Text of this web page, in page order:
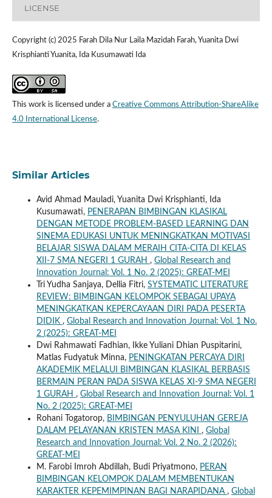
LICENSE
Copyright (c) 2025 Farah Dila Nur Laila Mazidah Farah, Yuanita Dwi
Krisphianti Yuanita, Ida Kusumawati Ida
This work is licensed under a Creative Commons Attribution-ShareAlike
4.0 International License.
Similar Articles
Avid Ahmad Mauladi, Yuanita Dwi Krisphianti, Ida
Kusumawati, PENERAPAN BIMBINGAN KLASIKAL
DENGAN METODE PROBLEM-BASED LEARNING DAN
SINEMA EDUKASI UNTUK MENINGKATKAN MOTIVASI
BELAJAR SISWA DALAM MERAIH CITA-CITA DI KELAS
XII-7 SMA NEGERI 1 GURAH , Global Research and
Innovation Journal: Vol. 1 No. 2 (2025): GREAT-MEI
Tri Yudha Sanjaya, Dellia Fitri, SYSTEMATIC LITERATURE
REVIEW: BIMBINGAN KELOMPOK SEBAGAI UPAYA
MENINGKATKAN KEPERCAYAAN DIRI PADA PESERTA
DIDIK , Global Research and Innovation Journal: Vol. 1 No.
2 (2025): GREAT-MEI
Dwi Rahmawati Fadhian, Ikke Yuliani Dhian Puspitarini,
Matlas Fudyatuk Minna, PENINGKATAN PERCAYA DIRI
AKADEMIK MELALUI BIMBINGAN KLASIKAL BERBASIS
BERMAIN PERAN PADA SISWA KELAS XI-9 SMA NEGERI
1 GURAH , Global Research and Innovation Journal: Vol. 1
No. 2 (2025): GREAT-MEI
Rohani Togatorop, BIMBINGAN PENYULUHAN GEREJA
DALAM PELAYANAN KRISTEN MASA KINI , Global
Research and Innovation Journal: Vol. 2 No. 2 (2026):
GREAT-MEI
M. Farobi Imroh Abdillah, Budi Priyatmono, PERAN
BIMBINGAN KELOMPOK DALAM MEMBENTUKAN
KARAKTER KEPEMIMPINAN BAGI NARAPIDANA , Global